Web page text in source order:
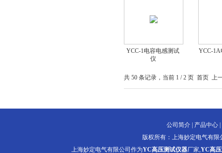
YCC-1电容电感测试
仪
YCC-1A
共 50 条记录，当前 1 / 2 页 首页 上
公司简介 产品中心
版权所有：上海妙定电气有
上海妙定电气有限公司作为YC高压测试仪器厂家,YC高